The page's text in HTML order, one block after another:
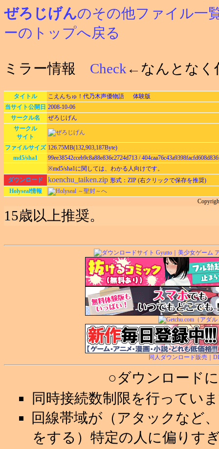
ぜろじげんのその他ファイル一
ーのトップへ戻る
ミラー情報 Check ←なんとなく
タイトル
こえんちゅ！代乃木声優物語 体験版
当サイト公開日 2008-10-06
サークル名
ぜろじげん
サークル
サイト
ファイルサイズ 126.75MB(132,903,187Byte)
md5/sha1
99ee38542cceb9c8a88e836c2724d713 /
※md5/sha1に関しては、わかる人向けです。
ダウンロード
koenchu_taiken.zip 形式：ZIP (右クリックで保存を推奨)
Holyseal情報
Holyseal ～聖封～へ
15歳以上推奨。
同人ダウンロード販売｜
○ダウンロード
同時接続数制限を行ってい
回線帯域が（アタックなど
をする）特定の人に偏りす